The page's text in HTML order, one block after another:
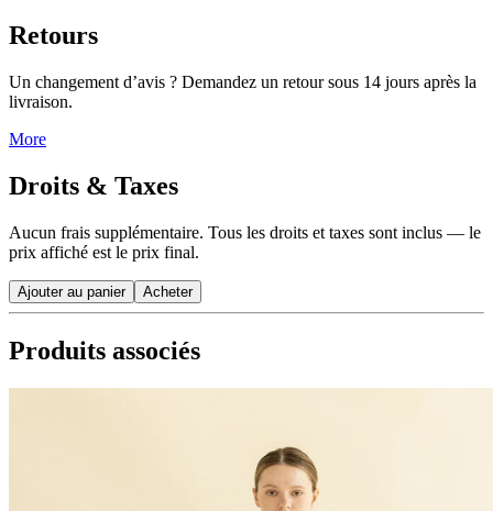
Retours
Un changement d’avis ? Demandez un retour sous 14 jours après la
livraison.
More
Droits & Taxes
Aucun frais supplémentaire. Tous les droits et taxes sont inclus — le
prix affiché est le prix final.
Ajouter au panier Acheter
Produits associés